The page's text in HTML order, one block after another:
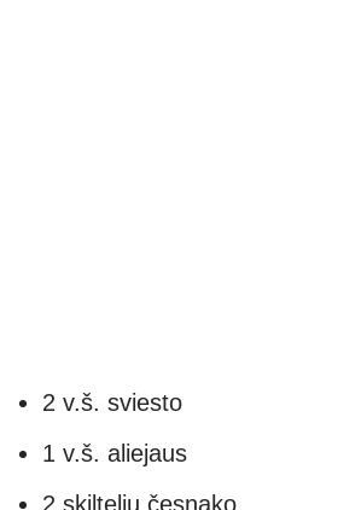
2 v.š. sviesto
1 v.š. aliejaus
2 skiltelių česnako